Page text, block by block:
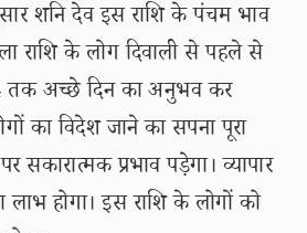
शनि देव इस राशि के पंचम भाव
राशि के लोग दिवाली से पहले से
अच्छे दिन का अनुभव कर
का विदेश जाने का सपना पूरा
सकारात्मक प्रभाव पड़ेगा। व्यापार
होगा। इस राशि के लोगों को